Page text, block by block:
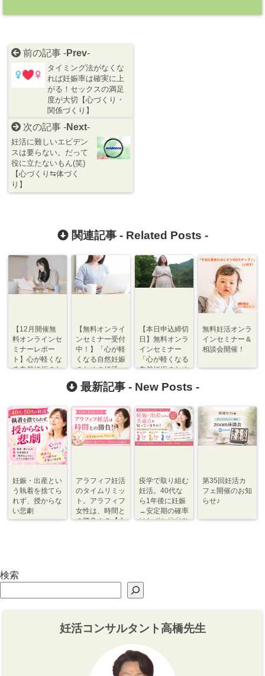
前の記事 -Prev-
タイミング法がなくな
れば妊娠率は確実に上
がる！セックスの満足
度が大切【心づくり・
関係づくり】
次の記事 -Next-
妊活に難しいエビデン
スは要らない。だって
役に立たないもん(笑)
【心づくり⇆体づく
り】
関連記事 - Related Posts -
【12月開催無
料オンラインセ
ミナーレポー
ト】心が軽くな
る自然妊娠のた
【無料オンライ
ンセミナー受付
中！】「心が軽
くなる自然妊娠
のための妊活
(基礎編)」
【本日申込締切
日】無料オンラ
インセミナー
「心が軽くなる
自然妊娠のため
編）」
無料妊活オンラ
インセミナー＆
相談会開催！
最新記事 - New Posts -
妊娠・出産とい
う執着を捨てら
れず、授からな
い悲劇
アラフィフ妊活
のタイムリミッ
ト。アラフィフ
女性は、時間と
の勝負！？【心
疫学で取り組む
妊活。40代な
ら1年後に妊娠
→安定期の確率
はわずか〇〇％
第35回妊活カ
フェ開催のお知
らせ♪
検索
妊活コンサルタント高橋先生